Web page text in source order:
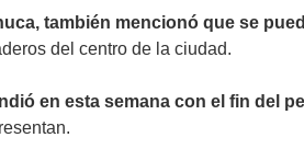
también mencionó que se
del centro de la ciudad.
en esta semana con el fin del